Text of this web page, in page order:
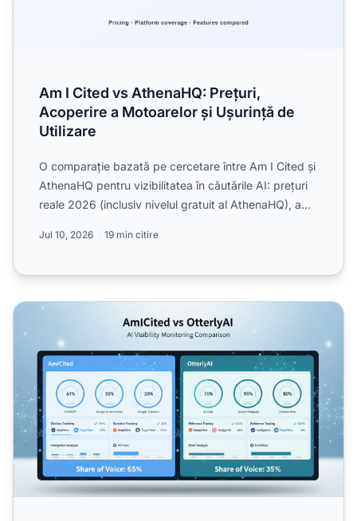
Am I Cited vs AthenaHQ: Prețuri,
Acoperire a Motoarelor și Ușurință de
Utilizare
O comparație bazată pe cercetare între Am I Cited și
AthenaHQ pentru vizibilitatea în căutările AI: prețuri
reale 2026 (inclusiv nivelul gratuit al AthenaHQ), a...
Jul 10, 2026 19 min citire
Am I Cited vs OtterlyAI: Comparație de Funcționalități și